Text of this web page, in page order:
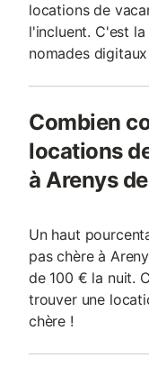
locations de
l'incluent. C'est
nomades
Combien
locations
à Arenys
Un haut
pas chère à
de 100 € la nuit.
trouver une
chère !